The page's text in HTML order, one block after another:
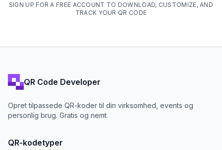
SIGN UP FOR A FREE ACCOUNT TO DOWNLOAD, CUSTOMIZE, AND
TRACK YOUR QR CODE
QR Code Developer
Opret tilpassede QR-koder til din virksomhed, events og
personlig brug. Gratis og nemt.
QR-kodetyper